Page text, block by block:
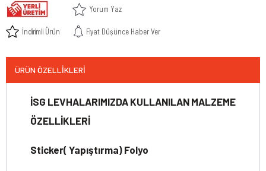
Yorum Yaz
İndirimli Ürün Fiyat Düşünce Haber Ver
ÜRÜN ÖZELLIKLERI
İSG LEVHALARIMIZDA KULLANILAN MALZEME
ÖZELLİKLERİ
Sticker( Yapıştırma) Folyo